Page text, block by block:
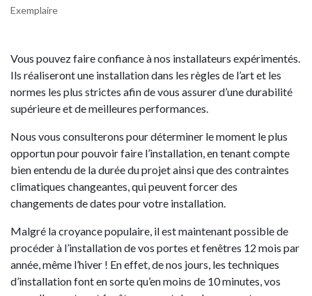
Exemplaire
Vous pouvez faire confiance à nos installateurs expérimentés.
Ils réaliseront une installation dans les règles de l’art et les
normes les plus strictes afin de vous assurer d’une durabilité
supérieure et de meilleures performances.
Nous vous consulterons pour déterminer le moment le plus
opportun pour pouvoir faire l’installation, en tenant compte
bien entendu de la durée du projet ainsi que des contraintes
climatiques changeantes, qui peuvent forcer des
changements de dates pour votre installation.
Malgré la croyance populaire, il est maintenant possible de
procéder à l’installation de vos portes et fenêtres 12 mois par
année, même l’hiver ! En effet, de nos jours, les techniques
d’installation font en sorte qu’en moins de 10 minutes, vos